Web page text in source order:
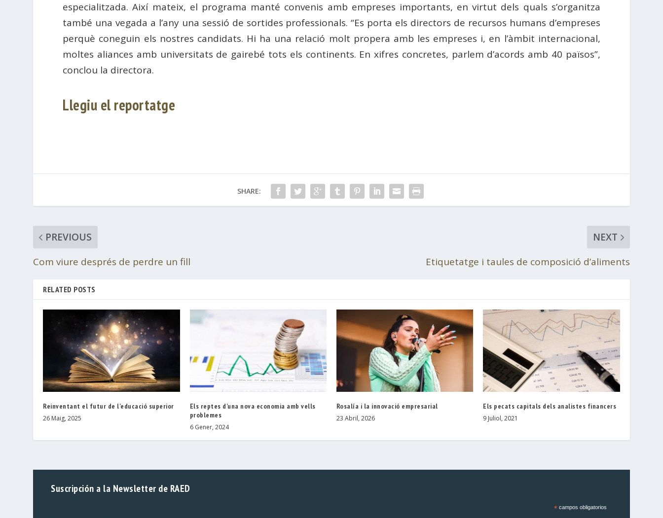
especialitzada. Així mateix, el programa manté convenis amb empreses importants, en virtut dels quals s’organitza
també una vegada a l’any una sessió de sortides professionals. “Es porta els directors de recursos humans d’empreses
perquè coneguin els nostres candidats. Hi ha una relació molt propera amb les empreses i, en l’àmbit internacional,
moltes aliances amb universitats de gairebé tots els continents. En xifres concretes, parlem d’acords amb 40 països”,
conclou la directora.
Llegiu el reportatge
SHARE:
PREVIOUS
Com viure després de perdre un fill
NEXT
Etiquetatge i taules de composició d’aliments
RELATED POSTS
Reinventant el futur de l’educació superior
26 Maig, 2025
Els reptes d’una nova economia amb vells
problemes
6 Gener, 2024
Rosalía i la innovació empresarial
23 Abril, 2026
Els pecats capitals dels analistes financers
9 Juliol, 2021
Suscripción a la Newsletter de RAED
*campos obligatorios